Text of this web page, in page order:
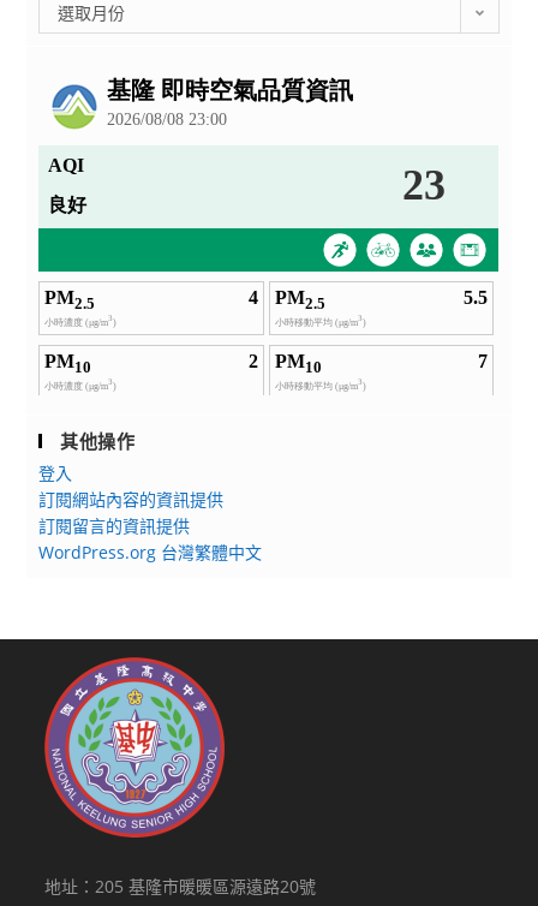
整
選取月份
其他操作
登入
訂閱網站內容的資訊提供
訂閱留言的資訊提供
WordPress.org 台灣繁體中文
地址：205 基隆市暖暖區源遠路20號